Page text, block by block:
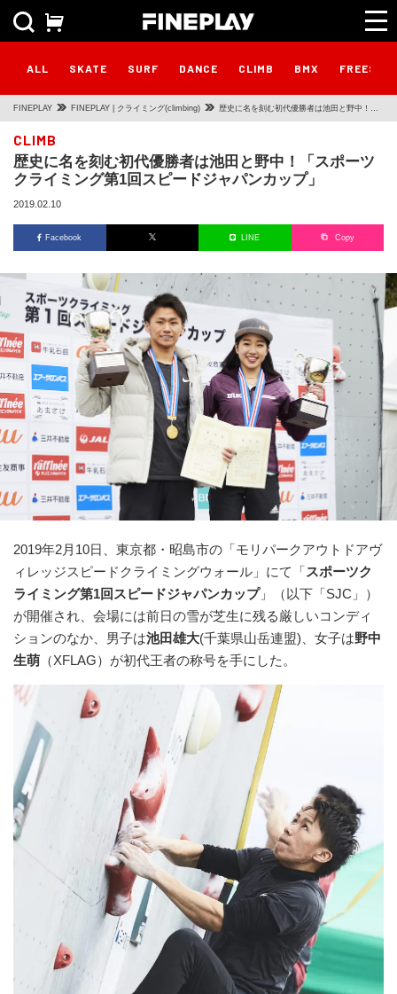
ALL SKATE SURF DANCE CLIMB BMX
FINEPLAY FINEPLAY | クライミング(climbing) 歴史に名を刻む初代優勝者は池田と野中！
ンカップ」
CLIMB
歴史に名を刻む初代優勝者は池田と野中！「スポーツ
クライミング第1回スピードジャパンカップ」
2019.02.10
Facebook LINE Copy
2019年2月10日、東京都・昭島市の「モリパークアウトドアヴ
ィレッジスピードクライミングウォール」にて「スポーツク
ライミング第1回スピードジャパンカップ」（以下「SJC」）
が開催され、会場には前日の雪が芝生に残る厳しいコンディ
ションのなか、男子は池田雄大(千葉県山岳連盟)、女子は野中
生萌 （XFLAG）が初代王者の称号を手にした。